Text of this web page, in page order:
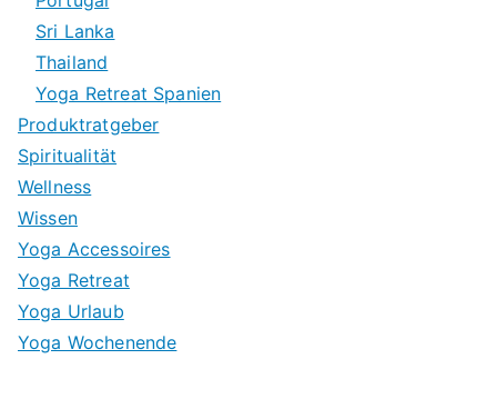
Sri Lanka
Thailand
Yoga Retreat Spanien
Produktratgeber
Spiritualität
Wellness
Wissen
Yoga Accessoires
Yoga Retreat
Yoga Urlaub
Yoga Wochenende